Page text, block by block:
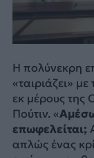
Η πολύνεκρη
«ταιριάζει»
εκ μέρους της
Πούτιν. «
επωφελείται;
απλώς ένας